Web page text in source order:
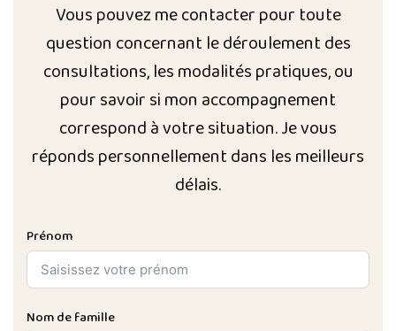
Vous pouvez me contacter pour toute
question concernant le déroulement des
consultations, les modalités pratiques, ou
pour savoir si mon accompagnement
correspond à votre situation. Je vous
réponds personnellement dans les meilleurs
délais.
Prénom
Nom de famille